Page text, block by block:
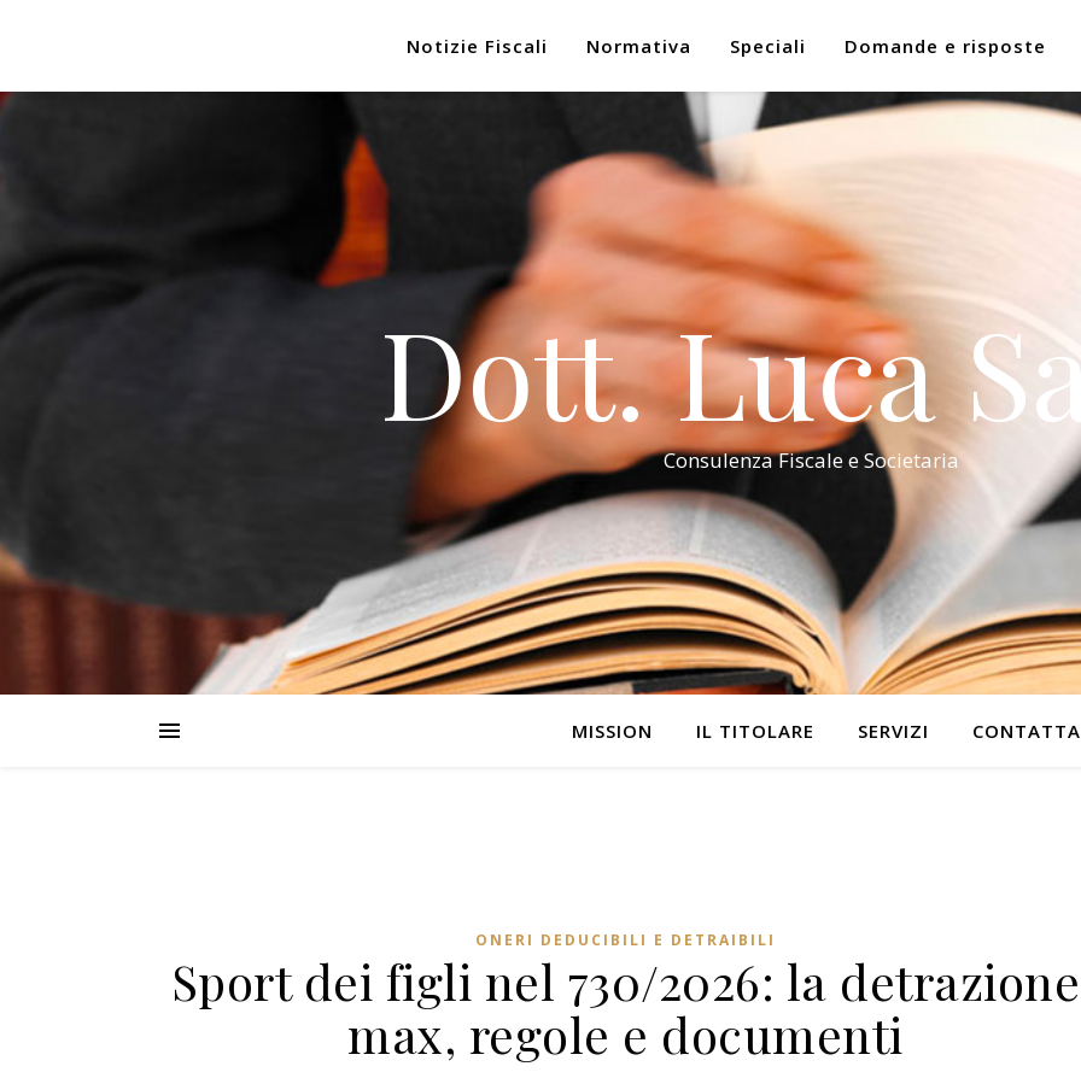
Notizie Fiscali Normativa Speciali Domande e risposte
Dott. Luca
Consulenza Fiscale e Societaria
MISSION IL TITOLARE SERVIZI
ONERI DEDUCIBILI E DETRAIBILI
Sport dei figli nel 730/2026: la detrazione
max, regole e documenti